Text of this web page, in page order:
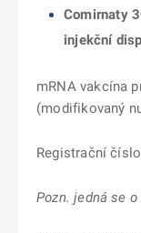
Comirnaty
injekční
mRNA vakcína
(modifikovaný
Registrační
Pozn. jedná se